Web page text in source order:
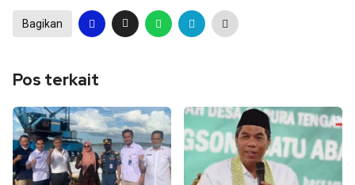
Bagikan
Pos terkait